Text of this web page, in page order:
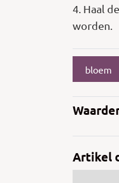
4. Haal
worden.
bloem
Artikel